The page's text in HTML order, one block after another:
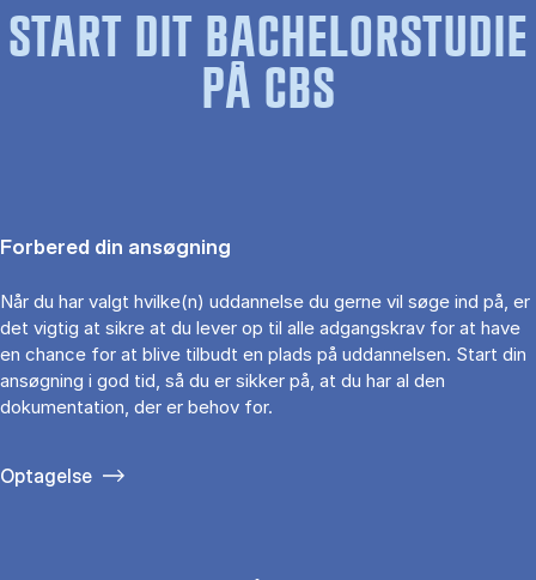
START DIT BACHELORSTUDIE
PÅ CBS
Forbered din ansøgning
Når du har valgt hvilke(n) uddannelse du gerne vil søge ind på, er
det vigtig at sikre at du lever op til alle adgangskrav for at have
en chance for at blive tilbudt en plads på uddannelsen. Start din
ansøgning i god tid, så du er sikker på, at du har al den
dokumentation, der er behov for.
Optagelse